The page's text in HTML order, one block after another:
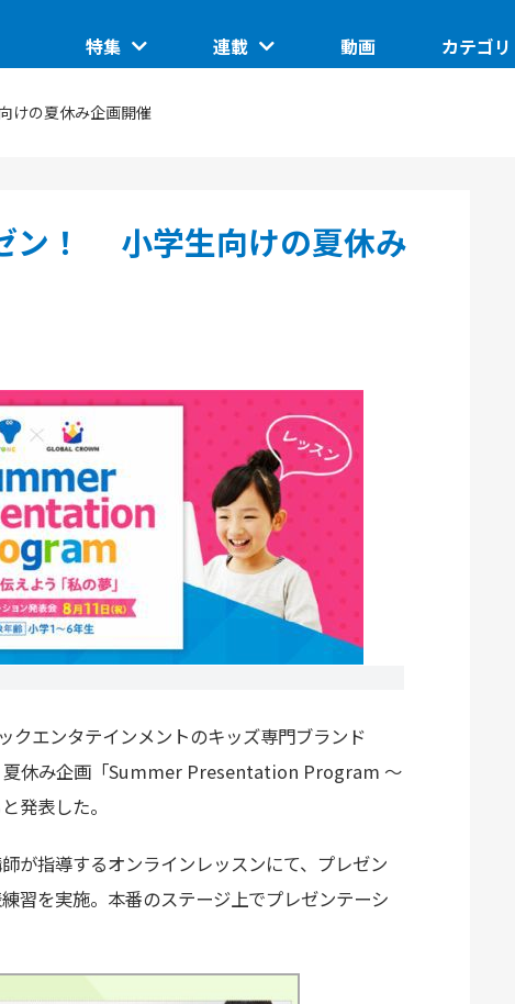
特集
催の分散型ス SusHi Tech Tokyo 2026で見えた実装フェーズの技
術
連載
タートアップ
実践ガイド ASCII STARTUP ACADEMY
動画 カテゴリ
飲食
けの夏休み企画開催
ン！ 小学生向けの夏休み
エンタテインメントのキッズ専門ブランド
夏休み企画「Summer Presentation Program ～
発表した。
が指導するオンラインレッスンにて、プレゼン
習を実施。本番のステージ上でプレゼンテーシ